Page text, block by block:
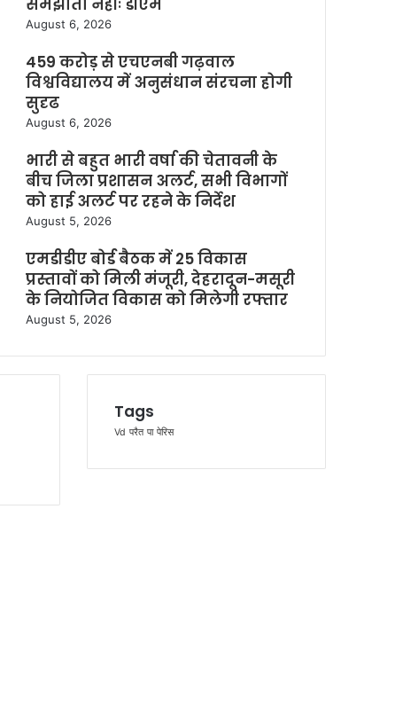
समझौता नहींः डीएम
August 6, 2026
459 करोड़ से एचएनबी गढ़वाल
विश्वविद्यालय में अनुसंधान संरचना होगी
सुदृढ
August 6, 2026
भारी से बहुत भारी वर्षा की चेतावनी के
बीच जिला प्रशासन अलर्ट, सभी विभागों
को हाई अलर्ट पर रहने के निर्देश
August 5, 2026
एमडीडीए बोर्ड बैठक में 25 विकास
प्रस्तावों को मिली मंजूरी, देहरादून-मसूरी
के नियोजित विकास को मिलेगी रफ्तार
August 5, 2026
Tags
Vd परैत पा पेरिस